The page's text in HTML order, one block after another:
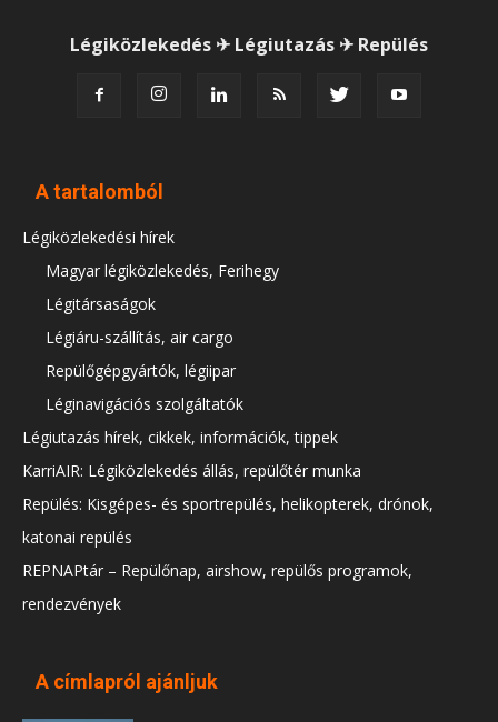
Légiközlekedés ✈ Légiutazás ✈ Repülés
A tartalomból
Légiközlekedési hírek
Magyar légiközlekedés, Ferihegy
Légitársaságok
Légiáru-szállítás, air cargo
Repülőgépgyártók, légiipar
Léginavigációs szolgáltatók
Légiutazás hírek, cikkek, információk, tippek
KarriAIR: Légiközlekedés állás, repülőtér munka
Repülés: Kisgépes- és sportrepülés, helikopterek, drónok,
katonai repülés
REPNAPtár – Repülőnap, airshow, repülős programok,
rendezvények
A címlapról ajánljuk